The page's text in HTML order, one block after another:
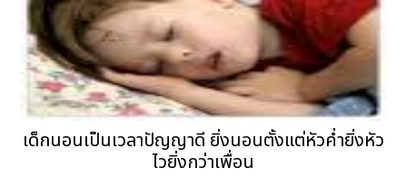
เด็กนอนเป็นเวลาปัญญาดี ยิ่งนอนตั้งแต่หัวค่ำยิ่งหัว
ไวยิ่งกว่าเพื่อน